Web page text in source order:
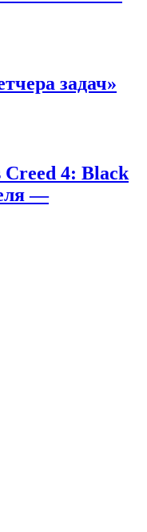
задач»
Creed 4: Black
—